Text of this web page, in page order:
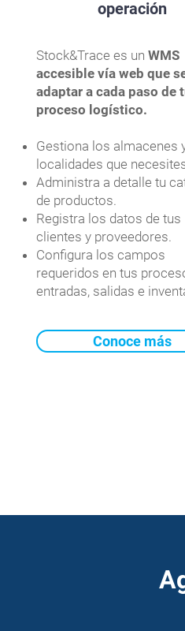
operación
Stock&Trace es un WMS
accesible vía web que
adaptar a cada paso de
proceso logístico.
Gestiona los almacenes
localidades que
Administra a detalle tu
de productos.
Registra los datos de tus
clientes y proveedores.
Configura los campos
requeridos en tus
entradas, salidas e
Conoce más